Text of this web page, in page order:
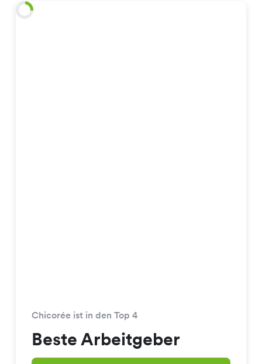
Chicorée ist in den Top 4
Beste Arbeitgeber